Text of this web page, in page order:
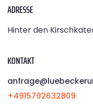
ADRESSE
Hinter den
KONTAKT
+4915792632809